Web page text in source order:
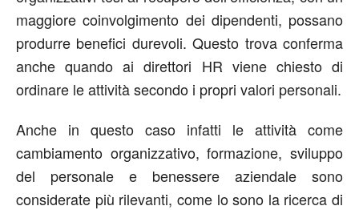
maggiore coinvolgimento dei dipendenti, possano
produrre benefici durevoli. Questo trova conferma
anche quando ai direttori HR viene chiesto di
ordinare le attività secondo i propri valori personali.
Anche in questo caso infatti le attività come
cambiamento organizzativo, formazione, sviluppo
del personale e benessere aziendale sono
considerate più rilevanti, come lo sono la ricerca di